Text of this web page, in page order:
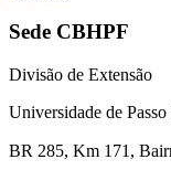
Sede CBHPF
Divisão de Extensão
Universidade de
BR 285, Km 171,